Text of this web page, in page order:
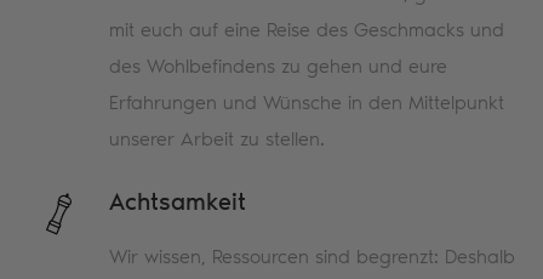
mit euch auf eine Reise des Geschmacks und
des Wohlbefindens zu gehen und eure
Erfahrungen und Wünsche in den Mittelpunkt
unserer Arbeit zu stellen.
Achtsamkeit
Wir wissen, Ressourcen sind begrenzt: Deshalb